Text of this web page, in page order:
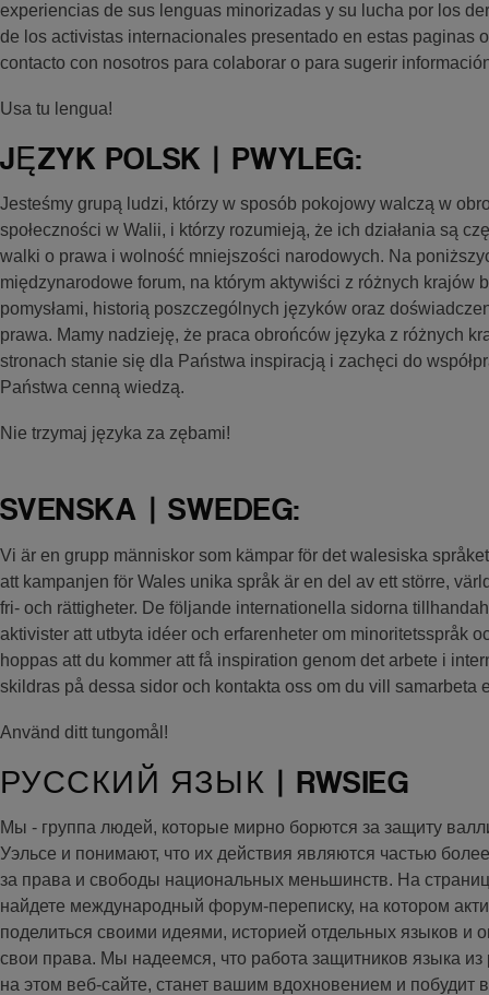
experiencias de sus lenguas minorizadas y su lucha por los
de los activistas internacionales presentado en estas paginas
contacto con nosotros para colaborar o para sugerir
Usa tu lengua!
JĘZYK POLSK | PWYLEG:
Jesteśmy grupą ludzi, którzy w sposób pokojowy walczą w
społeczności w Walii, i którzy rozumieją, że ich działania są
walki o prawa i wolność mniejszości narodowych. Na
międzynarodowe forum, na którym aktywiści z różnych krajów
pomysłami, historią poszczególnych języków oraz
prawa. Mamy nadzieję, że praca obrońców języka z różnych
stronach stanie się dla Państwa inspiracją i zachęci do
Państwa cenną wiedzą.
Nie trzymaj języka za zębami!
SVENSKA | SWEDEG:
Vi är en grupp människor som kämpar för det walesiska
att kampanjen för Wales unika språk är en del av ett större,
fri- och rättigheter. De följande internationella sidorna
aktivister att utbyta idéer och erfarenheter om minoritetsspråk
hoppas att du kommer att få inspiration genom det arbete i
skildras på dessa sidor och kontakta oss om du vill samarbeta
Använd ditt tungomål!
РУССКИЙ ЯЗЫК | RWSIEG
Мы - группа людей, которые мирно борются за защиту
Уэльсе и понимают, что их действия являются частью
за права и свободы национальных меньшинств. На
найдете международный форум-переписку, на котором
поделиться своими идеями, историей отдельных языков и
свои права. Мы надеемся, что работа защитников языка
на этом веб-сайте, станет вашим вдохновением и побудит